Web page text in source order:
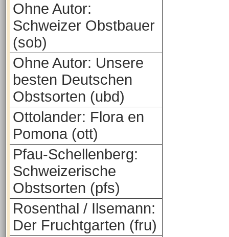
Ohne Autor:
Schweizer Obstbauer
(sob)
Ohne Autor: Unsere
besten Deutschen
Obstsorten (ubd)
Ottolander: Flora en
Pomona (ott)
Pfau-Schellenberg:
Schweizerische
Obstsorten (pfs)
Rosenthal / Ilsemann:
Der Fruchtgarten (fru)